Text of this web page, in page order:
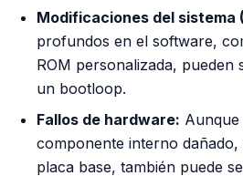
Modificaciones del sistema
profundos en el software,
ROM personalizada,
un bootloop.
Fallos de hardware:
componente interno
placa base, también puede